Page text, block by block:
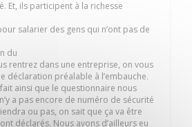
Et, ils participent à la richesse
salarier des gens qui n’ont pas de
du
rentrez dans une entreprise, on vous
déclaration préalable à l’embauche.
ainsi que le questionnaire nous
a pas encore de numéro de sécurité
ou pas, on sait que ça va être
déclarés. Nous avons d’ailleurs eu